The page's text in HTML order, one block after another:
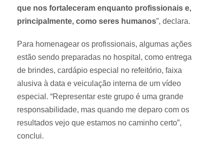
que nos fortaleceram enquanto profissionais e,
principalmente, como seres humanos”, declara.
Para homenagear os profissionais, algumas ações
estão sendo preparadas no hospital, como entrega
de brindes, cardápio especial no refeitório, faixa
alusiva à data e veiculação interna de um vídeo
especial. “Representar este grupo é uma grande
responsabilidade, mas quando me deparo com os
resultados vejo que estamos no caminho certo”,
conclui.